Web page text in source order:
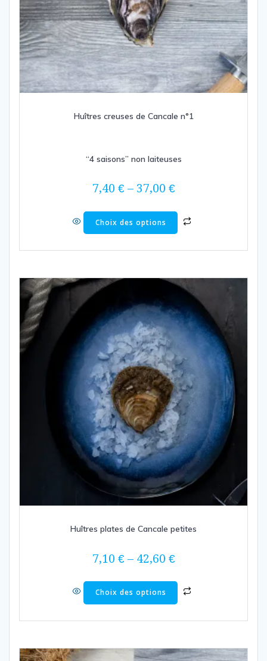
Huîtres creuses de Cancale n°1
“4 saisons” non laiteuses
7,40 €– 37,00 €
Choix des options
Huîtres plates de Cancale petites
7,10 €– 42,60 €
Choix des options